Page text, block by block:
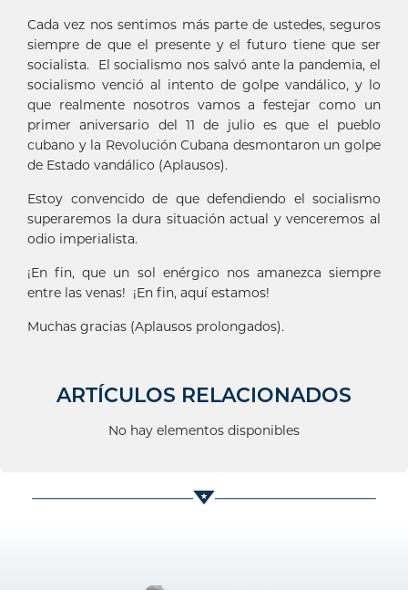
Cada vez nos sentimos más parte de ustedes, seguros
siempre de que el presente y el futuro tiene que ser
socialista. El socialismo nos salvó ante la pandemia, el
socialismo venció al intento de golpe vandálico, y lo
que realmente nosotros vamos a festejar como un
primer aniversario del 11 de julio es que el pueblo
cubano y la Revolución Cubana desmontaron un golpe
de Estado vandálico (Aplausos).
Estoy convencido de que defendiendo el socialismo
superaremos la dura situación actual y venceremos al
odio imperialista.
¡En fin, que un sol enérgico nos amanezca siempre
entre las venas! ¡En fin, aquí estamos!
Muchas gracias (Aplausos prolongados).
ARTÍCULOS RELACIONADOS
No hay elementos disponibles